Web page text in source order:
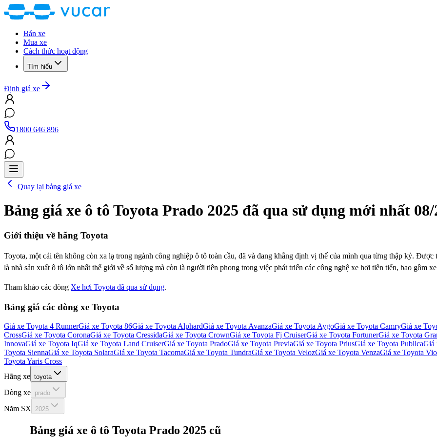
Bán xe
Mua xe
Cách thức hoạt động
Tìm hiểu
Định giá xe
1800 646 896
Quay lại bảng giá xe
Bảng giá xe ô tô Toyota Prado 2025 đã qua sử dụng mới nhất
Giới thiệu về hãng Toyota
Toyota, một cái tên không còn xa lạ trong ngành công nghiệp ô tô toàn cầu, đã và đang khẳng định vị thế của mình qua từng thập kỷ.
là nhà sản xuất ô tô lớn nhất thế giới về số lượng mà còn là người tiên phong trong việc phát triển các công nghệ xe hơi tiên tiến, bao gồm
Tham khảo các dòng Xe hơi Toyota đã qua sử dụng.
Bảng giá các dòng xe Toyota
Giá xe Toyota 4 RunnerGiá xe Toyota 86Giá xe Toyota AlphardGiá xe Toyota AvanzaGiá xe Toyota AygoGiá xe Toyota CamryGiá xe
CrossGiá xe Toyota CoronaGiá xe Toyota CressidaGiá xe Toyota CrownGiá xe Toyota Fj CruiserGiá xe Toyota FortunerGiá xe Toyota
InnovaGiá xe Toyota IqGiá xe Toyota Land CruiserGiá xe Toyota PradoGiá xe Toyota PreviaGiá xe Toyota PriusGiá xe Toyota PublicaGiá
Toyota SiennaGiá xe Toyota SolaraGiá xe Toyota TacomaGiá xe Toyota TundraGiá xe Toyota VelozGiá xe Toyota VenzaGiá xe Toyota
Toyota Yaris Cross
Hãng xe toyota
Dòng xe prado
Năm SX 2025
Bảng giá xe ô tô Toyota Prado 2025cũ